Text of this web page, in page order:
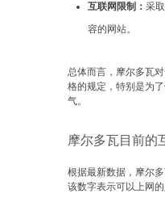
互联网限制： 采
容的网站。
总体而言，摩尔多瓦
格的规定，特别是为
气。
摩尔多瓦目前的
根据最新数据，摩尔
该数字表示可以上网的